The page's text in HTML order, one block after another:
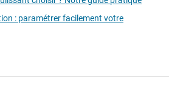
: paramétrer facilement votre